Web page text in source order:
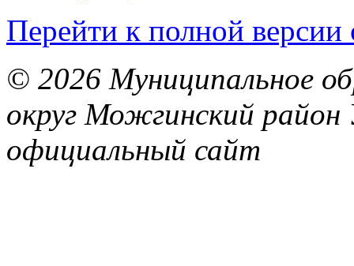
Перейти к полной версии
© 2026 Муниципальное
округ Можгинский район
официальный сайт